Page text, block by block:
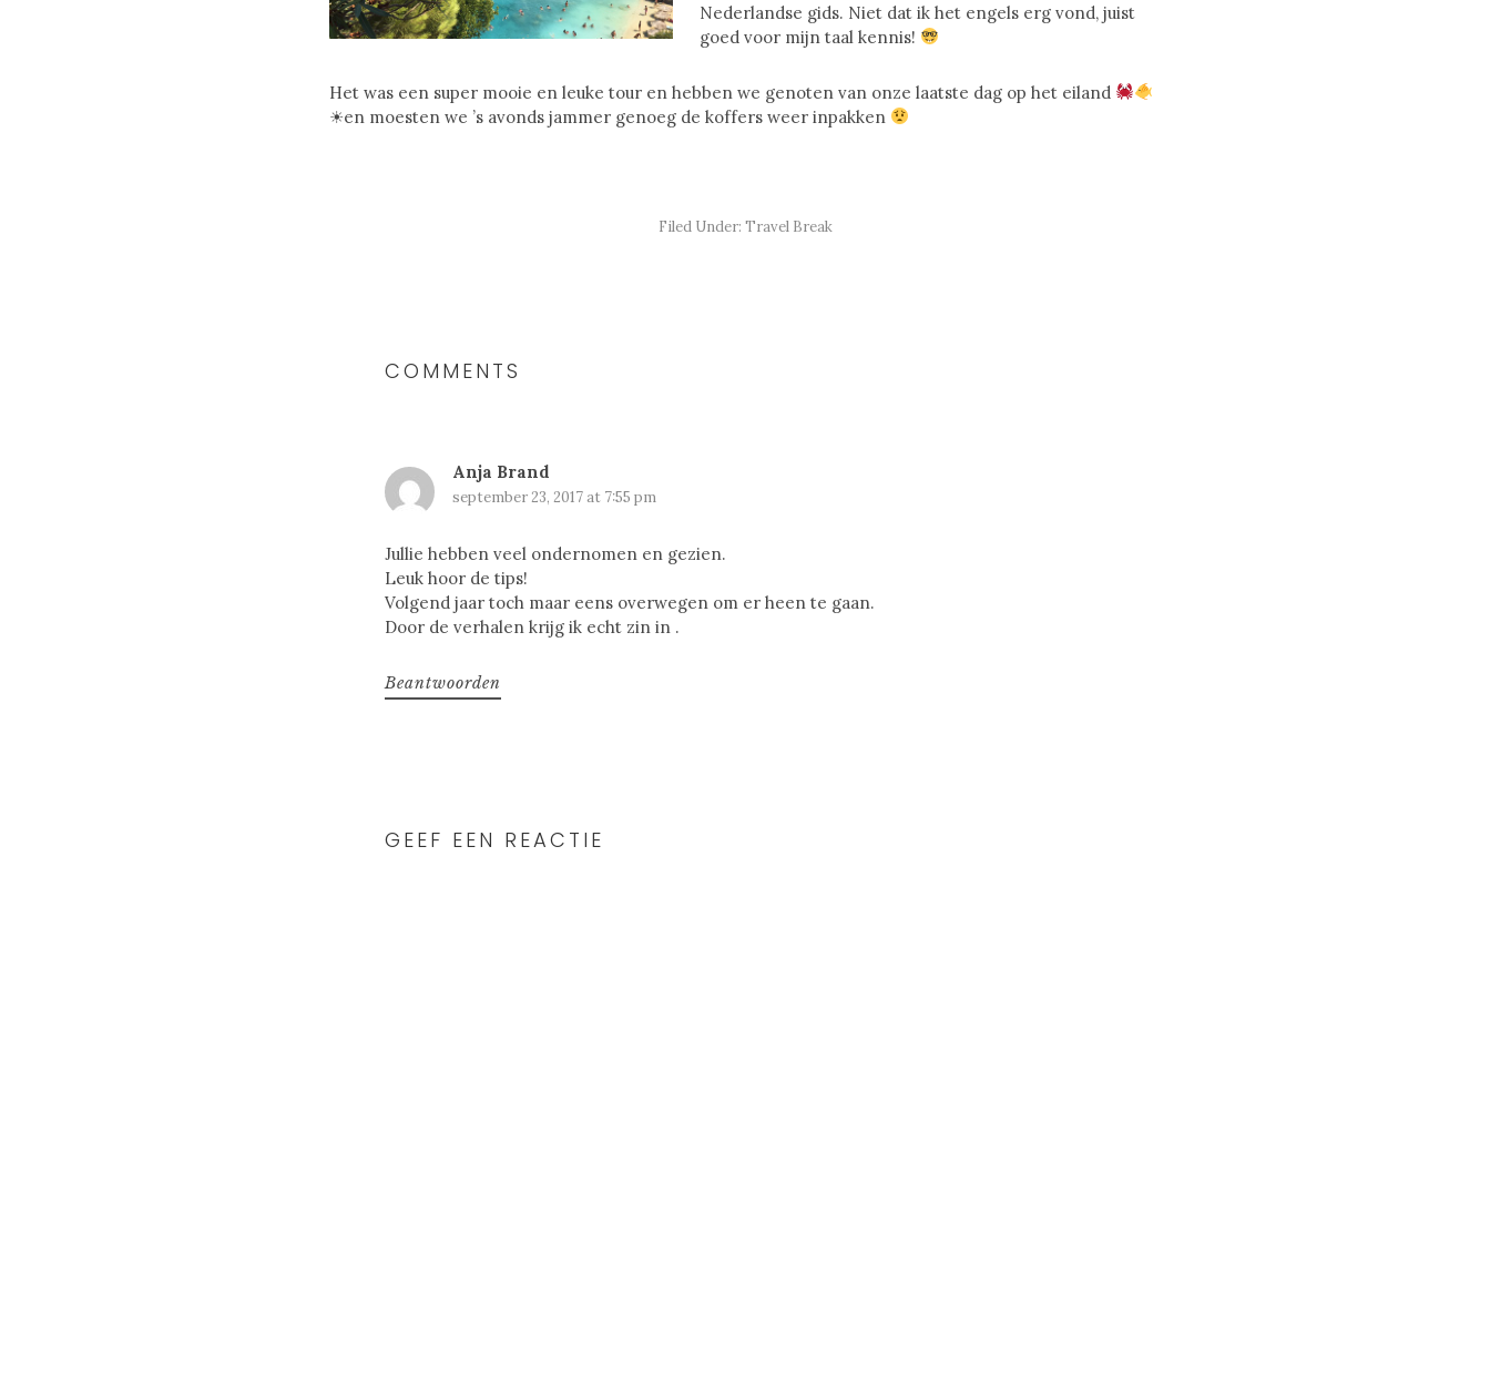
Nederlandse gids. Niet dat ik het engels erg vond, juist
goed voor mijn taal kennis!
Het was een super mooie en leuke tour en hebben we genoten van onze laatste dag op het eiland
☀en moesten we ’s avonds jammer genoeg de koffers weer inpakken
Filed Under: Travel Break
COMMENTS
Anja Brand
september 23, 2017 at 7:55 pm
Jullie hebben veel ondernomen en gezien.
Leuk hoor de tips!
Volgend jaar toch maar eens overwegen om er heen te gaan.
Door de verhalen krijg ik echt zin in .
Beantwoorden
GEEF EEN REACTIE